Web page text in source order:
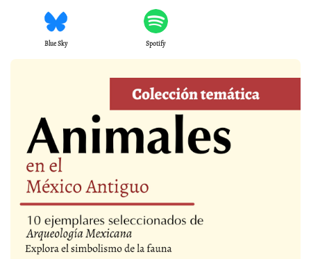
Blue Sky Spotify